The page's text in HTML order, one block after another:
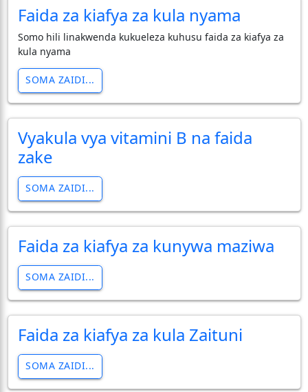
Faida za kiafya za kula nyama
Somo hili linakwenda kukueleza kuhusu faida za kiafya za
kula nyama
SOMA ZAIDI...
Vyakula vya vitamini B na faida
zake
SOMA ZAIDI...
Faida za kiafya za kunywa maziwa
SOMA ZAIDI...
Faida za kiafya za kula Zaituni
SOMA ZAIDI...